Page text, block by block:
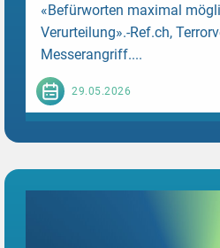
«Befürworten maximal
Verurteilung».-Ref.ch,
Messerangriff....
29.05.2026